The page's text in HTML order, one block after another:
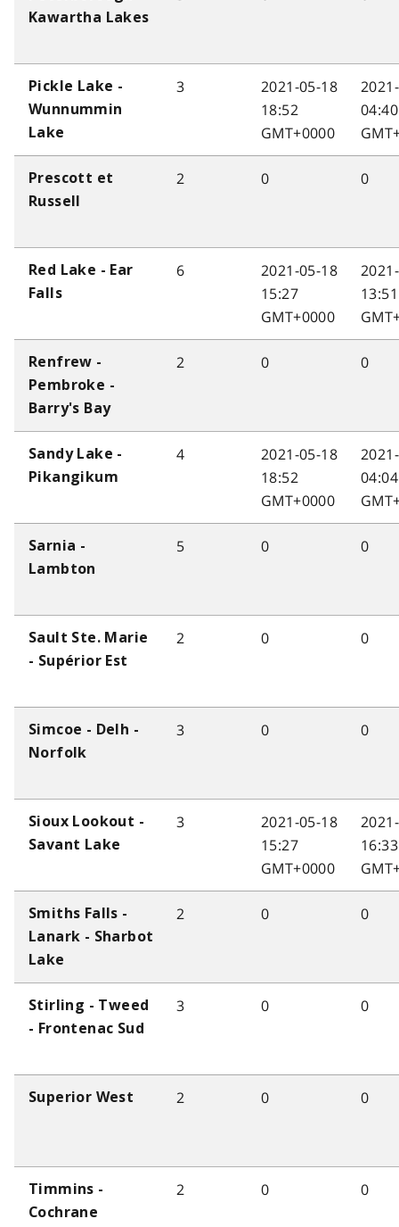
Kawartha Lakes
Pickle Lake -
Wunnummin
Lake
3
2021-05-18
18:52
GMT+0000
04:40
Prescott et
Russell
2 0 0
Red Lake - Ear
Falls
6
2021-05-18
15:27
GMT+0000
13:51
Renfrew -
Pembroke -
Barry's Bay
2 0 0
Sandy Lake -
Pikangikum
4
2021-05-18
18:52
GMT+0000
04:04
Sarnia -
Lambton
5 0 0
Sault Ste. Marie
- Supérior Est
2 0 0
Simcoe - Delh -
Norfolk
3 0 0
Sioux Lookout -
Savant Lake
3
2021-05-18
15:27
GMT+0000
16:33
Smiths Falls -
Lanark - Sharbot
Lake
2 0 0
Stirling - Tweed
- Frontenac Sud
3 0 0
Superior West 2 0 0
Timmins -
Cochrane
2 0 0